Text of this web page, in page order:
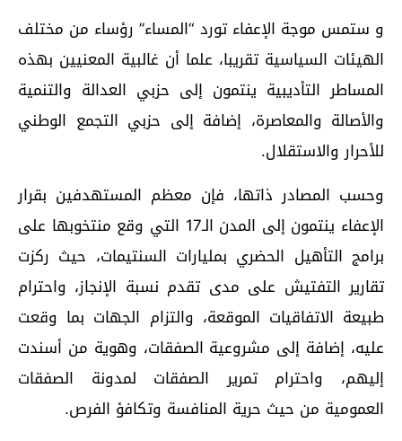
و ستمس موجة الإعفاء تورد “المساء” رؤساء من مختلف
الهيئات السياسية تقريبا، علما أن غالبية المعنيين بهذه
المساطر التأديبية ينتمون إلى حزبي العدالة والتنمية
والأصالة والمعاصرة، إضافة إلى حزبي التجمع الوطني
للأحرار والاستقلال.
وحسب المصادر ذاتها، فإن معظم المستهدفين بقرار
الإعفاء ينتمون إلى المدن الـ17 التي وقع منتخوبها على
برامج التأهيل الحضري بمليارات السنتيمات، حيث ركزت
تقارير التفتيش على مدى تقدم نسبة الإنجاز، واحترام
طبيعة الاتفاقيات الموقعة، والتزام الجهات بما وقعت
عليه، إضافة إلى مشروعية الصفقات، وهوية من أسندت
إليهم، واحترام تمرير الصفقات لمدونة الصفقات
العمومية من حيث حرية المنافسة وتكافؤ الفرص.